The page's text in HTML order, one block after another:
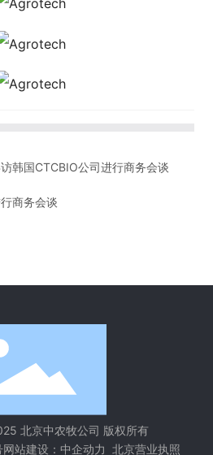
韩国CTCBIO公司进行商务会谈
商务会谈
北京中农牧公司 版权所有
网站建设： 中企动力 北京营业执照